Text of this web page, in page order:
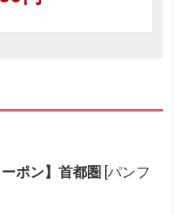
ポン】首都圏 [パンフ